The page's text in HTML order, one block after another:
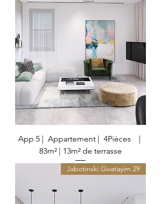
App 5 | Appartement | 4Pièces |
83m² | 13m² de terrasse
29 Jabotinski Givatayim